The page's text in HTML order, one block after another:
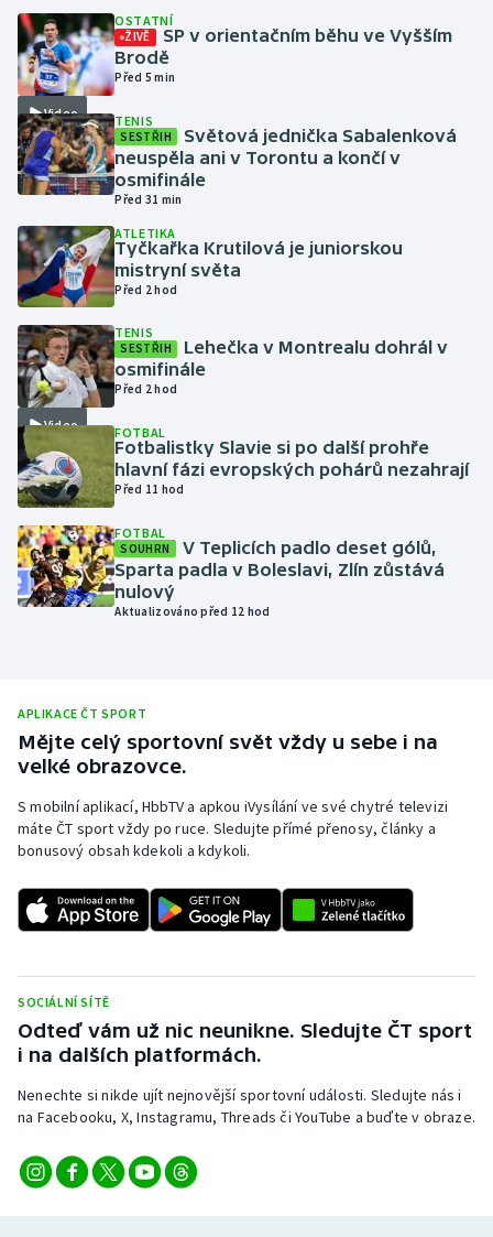
Gymnastika
Házená
Jezdectví
Judo
Krasobruslení
Lezení
Lyže a snowboard
Moderní pětiboj
Motorsport
Parasport
Rychlostní kanoistika
Short track
Stolní tenis
Triatlon
Veslování
Vodní slalom
Video
OSTATNÍ
ŽIVĚ
SP v orientačním běhu ve Vyšším
Brodě
Před 5 min
TENIS
SESTŘIH
Světová jednička Sabalenková
neuspěla ani v Torontu a končí v
osmifinále
Před 31 min
ATLETIKA
Tyčkařka Krutilová je juniorskou
mistryní světa
Před 2 hod
Video
TENIS
SESTŘIH
Lehečka v Montrealu dohrál v
osmifinále
Před 2 hod
FOTBAL
Fotbalistky Slavie si po další prohře
hlavní fázi evropských pohárů nezahrají
Před 11 hod
FOTBAL
SOUHRN
V Teplicích padlo deset gólů,
Sparta padla v Boleslavi, Zlín zůstává
nulový
Aktualizováno před 12 hod
APLIKACE ČT SPORT
Mějte celý sportovní svět vždy u sebe i na
velké obrazovce.
S mobilní aplikací, HbbTV a apkou iVysílání ve své chytré televizi
máte ČT sport vždy po ruce. Sledujte přímé přenosy, články a
bonusový obsah kdekoli a kdykoli.
SOCIÁLNÍ SÍTĚ
Odteď vám už nic neunikne. Sledujte ČT sport
i na dalších platformách.
Nenechte si nikde ujít nejnovější sportovní události. Sledujte nás i
na Facebooku, X, Instagramu, Threads či YouTube a buďte v obraze.